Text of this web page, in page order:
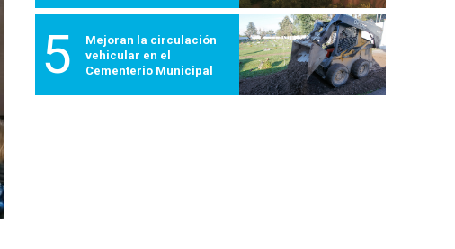
5
Mejoran la circulación
vehicular en el
Cementerio Municipal